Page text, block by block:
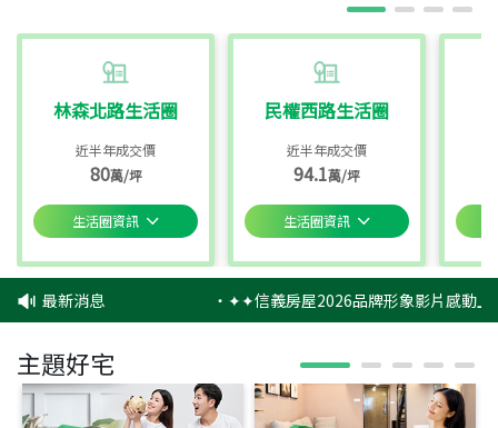
林森北路生活圈
近半年成交價
80萬/坪
生活圈資訊
民權西路生活圈
近半年成交價
94.1萬/坪
生活圈資訊
最新消息 ‧✦✦信義房屋2026品牌形象影片感動上
主題好宅